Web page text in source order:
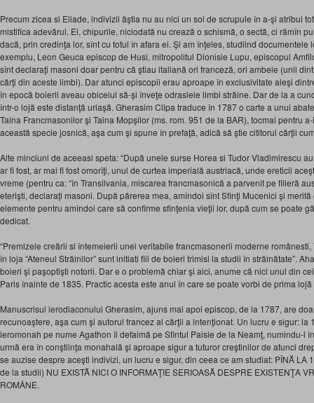
Precum zicea si Eliade, indivizii ăştia nu au nici un soi de scrupule în a-şi atribui
mistifica adevărul. Ei, chipurile, niciodată nu crează o schismă, o sectă, ci rămîn
dacă, prin credinţa lor, sînt cu totul în afara ei. Şi am înţeles, studiind documentele
exemplu, Leon Geuca episcop de Husi, mitropolitul Dionisie Lupu, episcopul
sînt declaraţi masoni doar pentru că ştiau italiană ori franceză, ori ambele (unii
cărţi din aceste limbi). Dar atunci episcopii erau aproape în exclusivitate aleşi
în epocă boierii aveau obiceiul să-şi înveţe odraslele limbi străine. Dar de la a
într-o lojă este distanţă uriaşă. Gherasim Clipa traduce în 1787 o carte a unui
Taina Francmasonilor şi Taina Mopşilor (ms. rom. 951 de la BAR), tocmai pentru
această specie josnică, aşa cum şi spune în prefaţă, adică să ştie cititorul cărţii
Alte minciuni de aceeasi speta: “După unele surse Horea si Tudor Vladimirescu
ar fi fost, ar mai fi fost omorîţi, unul de curtea imperială austriacă, unde ereticii
vreme (pentru ca: “în Transilvania, miscarea francmasonică a parvenit pe filieră
eterişti, declaraţi masoni. După părerea mea, amîndoi sînt Sfinţi Mucenici şi
elemente pentru amîndoi care să confirme sfinţenia vieţii lor, după cum se poate
dedicat.
“Premizele creării si întemeierii unei veritabile francmasonerii moderne
în loja “Ateneul Străinilor” sunt initiati fiii de boieri trimisi la studii în străinătate”.
boieri şi paşoptişti notorii. Dar e o problemă chiar şi aici, anume că nici unul din
Paris înainte de 1835. Practic acesta este anul în care se poate vorbi de prima
Manuscrisul ierodiaconului Gherasim, ajuns mai apoi episcop, de la 1787, are
recunoaştere, aşa cum şi autorul francez al cărţii a intenţionat. Un lucru e sigur: la
ieromonah pe nume Agathon îl defaimă pe Sfîntul Paisie de la Neamţ, numindu-l
urmă era în conştiinţa monahală şi aproape sigur a tuturor creştinilor de atunci
se auzise despre aceşti indivizi, un lucru e sigur, din ceea ce am studiat: PÎNĂ LA
de la studii) NU EXISTĂ NICI O INFORMAŢIE SERIOASĂ DESPRE EXISTENŢA
ROMÂNE.